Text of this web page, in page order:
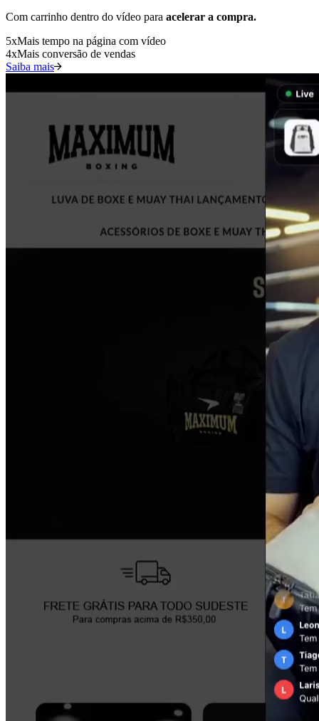
Com carrinho dentro do vídeo para acelerar a compra.
5xMais tempo na página com vídeo
4xMais conversão de vendas
Saiba mais